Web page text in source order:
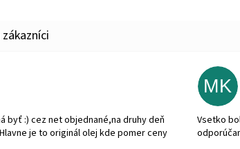
obchodu je 5 z 5 hviezdičiek.
byť :) cez net objednané,na druhy deň
je to originál olej kde pomer ceny
MK
Vsetko